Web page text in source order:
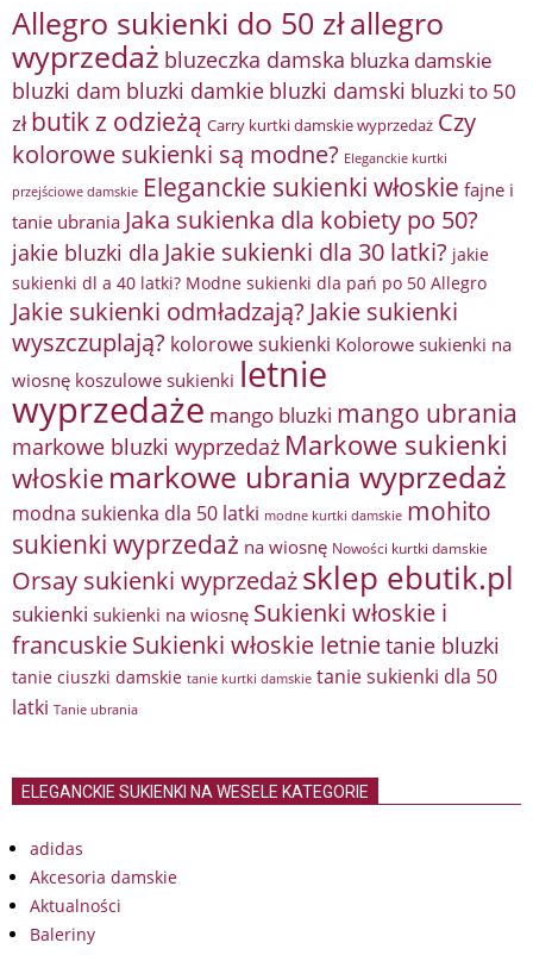
Allegro sukienki do 50 złallegro
wyprzedaż bluzeczka damska bluzka damskie
bluzki dam bluzki damkie bluzki damski bluzki to 50
zł butik z odzieżą Carry kurtki damskie wyprzedaż Czy
kolorowe sukienki są modne? Eleganckie kurtki
przejściowe damskie Eleganckie sukienki włoskie fajne i
tanie ubrania Jaka sukienka dla kobiety po 50?
jakie bluzki dla Jakie sukienki dla 30 latki? jakie
sukienki dl a 40 latki? Modne sukienki dla pań po 50 Allegro
Jakie sukienki odmładzają? Jakie sukienki
wyszczuplają? kolorowe sukienki Kolorowe sukienki na
wiosnę koszulowe sukienki letnie
wyprzedaże mango bluzki mango ubrania
markowe bluzki wyprzedaż Markowe sukienki
włoskie markowe ubrania wyprzedaż
modna sukienka dla 50 latki modne kurtki damskie mohito
sukienki wyprzedaż na wiosnę Nowości kurtki damskie
Orsay sukienki wyprzedażsklep ebutik.pl
sukienki sukienki na wiosnę Sukienki włoskie i
francuskieSukienki włoskie letnietanie bluzki
tanie ciuszki damskie tanie kurtki damskie tanie sukienki dla 50
latki Tanie ubrania
ELEGANCKIE SUKIENKI NA WESELE KATEGORIE
adidas
Akcesoria damskie
Aktualności
Baleriny